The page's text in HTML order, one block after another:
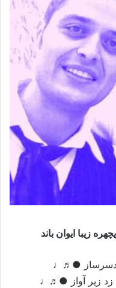
زیبا ایوان باند
دردسرساز ●♬♩
زد زیر آواز ●♬♩